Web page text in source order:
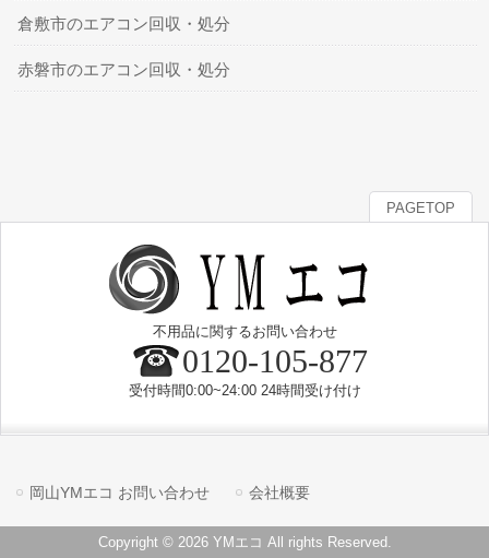
倉敷市のエアコン回収・処分
赤磐市のエアコン回収・処分
PAGETOP
不用品に関するお問い合わせ
0120-105-877
受付時間0:00~24:00 24時間受け付け
岡山YMエコ お問い合わせ 会社概要
Copyright © 2026 YMエコ All rights Reserved.